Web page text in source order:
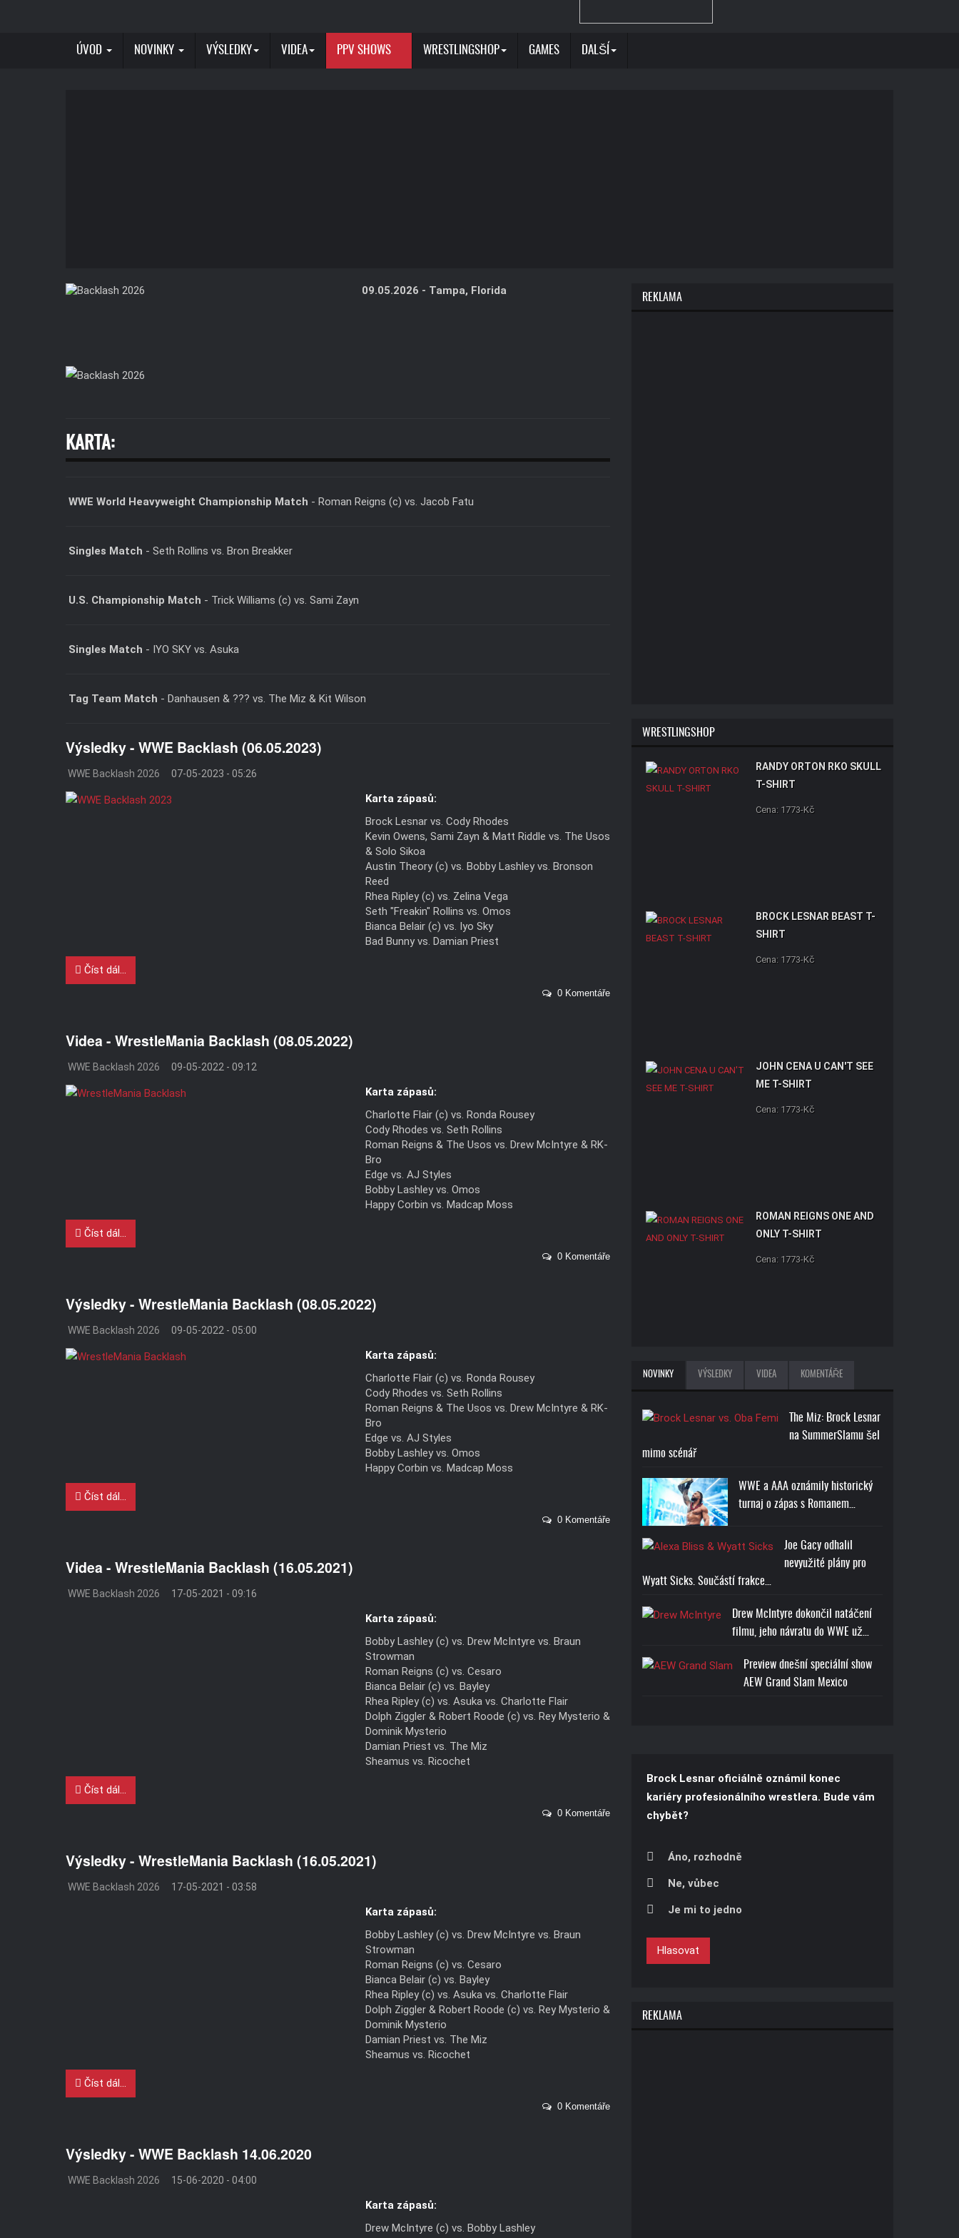
ÚVOD NOVINKY VÝSLEDKY VIDEA PPV SHOWS WRESTLINGSHOP GAMES DALŠÍ
09.05.2026 - Tampa, Florida
KARTA:
WWE World Heavyweight Championship Match - Roman Reigns (c) vs. Jacob Fatu
Singles Match - Seth Rollins vs. Bron Breakker
U.S. Championship Match - Trick Williams (c) vs. Sami Zayn
Singles Match - IYO SKY vs. Asuka
Tag Team Match - Danhausen & ??? vs. The Miz & Kit Wilson
Výsledky - WWE Backlash (06.05.2023)
WWE Backlash 2026 07-05-2023 - 05:26
Karta zápasů:
Brock Lesnar vs. Cody Rhodes
Kevin Owens, Sami Zayn & Matt Riddle vs. The Usos
& Solo Sikoa
Austin Theory (c) vs. Bobby Lashley vs. Bronson
Reed
Rhea Ripley (c) vs. Zelina Vega
Seth "Freakin" Rollins vs. Omos
Bianca Belair (c) vs. Iyo Sky
Bad Bunny vs. Damian Priest
Číst dál...
0 Komentáře
Videa - WrestleMania Backlash (08.05.2022)
WWE Backlash 2026 09-05-2022 - 09:12
Karta zápasů:
Charlotte Flair (c) vs. Ronda Rousey
Cody Rhodes vs. Seth Rollins
Roman Reigns & The Usos vs. Drew McIntyre & RK-
Bro
Edge vs. AJ Styles
Bobby Lashley vs. Omos
Happy Corbin vs. Madcap Moss
Číst dál...
0 Komentáře
Výsledky - WrestleMania Backlash (08.05.2022)
WWE Backlash 2026 09-05-2022 - 05:00
Karta zápasů:
Charlotte Flair (c) vs. Ronda Rousey
Cody Rhodes vs. Seth Rollins
Roman Reigns & The Usos vs. Drew McIntyre & RK-
Bro
Edge vs. AJ Styles
Bobby Lashley vs. Omos
Happy Corbin vs. Madcap Moss
Číst dál...
0 Komentáře
Videa - WrestleMania Backlash (16.05.2021)
WWE Backlash 2026 17-05-2021 - 09:16
Karta zápasů:
Bobby Lashley (c) vs. Drew McIntyre vs. Braun
Strowman
Roman Reigns (c) vs. Cesaro
Bianca Belair (c) vs. Bayley
Rhea Ripley (c) vs. Asuka vs. Charlotte Flair
Dolph Ziggler & Robert Roode (c) vs. Rey Mysterio &
Dominik Mysterio
Damian Priest vs. The Miz
Sheamus vs. Ricochet
Číst dál...
0 Komentáře
Výsledky - WrestleMania Backlash (16.05.2021)
WWE Backlash 2026 17-05-2021 - 03:58
Karta zápasů:
Bobby Lashley (c) vs. Drew McIntyre vs. Braun
Strowman
Roman Reigns (c) vs. Cesaro
Bianca Belair (c) vs. Bayley
Rhea Ripley (c) vs. Asuka vs. Charlotte Flair
Dolph Ziggler & Robert Roode (c) vs. Rey Mysterio &
Dominik Mysterio
Damian Priest vs. The Miz
Sheamus vs. Ricochet
Číst dál...
0 Komentáře
Výsledky - WWE Backlash 14.06.2020
WWE Backlash 2026 15-06-2020 - 04:00
Karta zápasů:
Drew McIntyre (c) vs. Bobby Lashley
REKLAMA
WRESTLINGSHOP
RANDY ORTON RKO SKULL
T-SHIRT
Cena: 1773-Kč
BROCK LESNAR BEAST T-
SHIRT
Cena: 1773-Kč
JOHN CENA U CAN'T SEE
ME T-SHIRT
Cena: 1773-Kč
ROMAN REIGNS ONE AND
ONLY T-SHIRT
Cena: 1773-Kč
NOVINKY VÝSLEDKY VIDEA KOMENTÁŘE
The Miz: Brock Lesnar
na SummerSlamu šel
mimo scénář
WWE a AAA oznámily historický
turnaj o zápas s Romanem…
Joe Gacy odhalil
nevyužité plány pro
Wyatt Sicks. Součástí frakce…
Drew McIntyre dokončil natáčení
filmu, jeho návratu do WWE už…
Preview dnešní speciální show
AEW Grand Slam Mexico
Brock Lesnar oficiálně oznámil konec
kariéry profesionálního wrestlera. Bude vám
chybět?
Áno, rozhodně
Ne, vůbec
Je mi to jedno
Hlasovat
REKLAMA